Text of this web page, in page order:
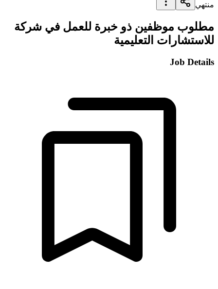
منتهي
مطلوب موظفين ذو خبرة للعمل في شركة
للاستشارات التعليمية
Job Details